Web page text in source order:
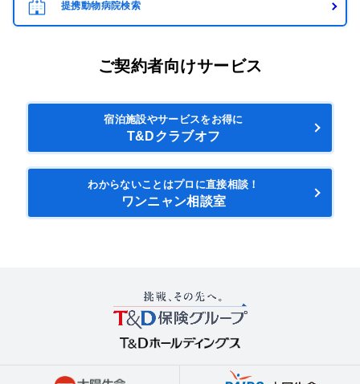
提携動物病院検索
ご契約者向けサービス
宿泊施設やサービスをお得に
T&Dクラブオフ
わからないことはプロに直接相談！
ワンニャン相談室